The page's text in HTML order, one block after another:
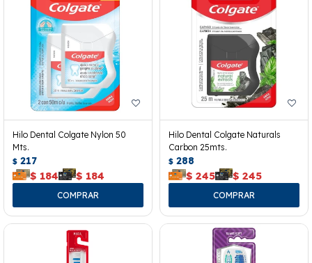
Hilo Dental Colgate Nylon 50
Mts.
$ 217
$ 184 $ 184
Hilo Dental Colgate Naturals
Carbon 25mts.
$ 288
$ 245 $ 245